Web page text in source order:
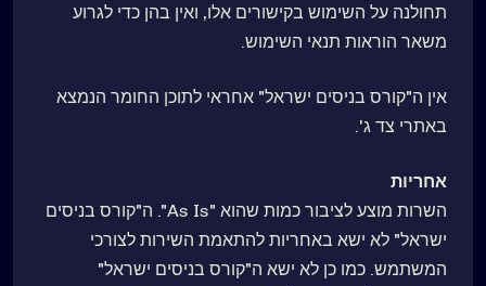
תחולנה על השימוש בקישורים אלו, ואין בהן כדי לגרוע
משאר הוראות תנאי השימוש.
אין ה"קורס בניסים ישראל" אחראי לתוכן החומר הנמצא
באתרי צד ג'.
אחריות
השרות מוצע לציבור כמות שהוא "As Is". ה"קורס בניסים
ישראל" לא ישא באחריות להתאמת השירות לצורכי
המשתמש. כמו כן לא ישא ה"קורס בניסים ישראל"